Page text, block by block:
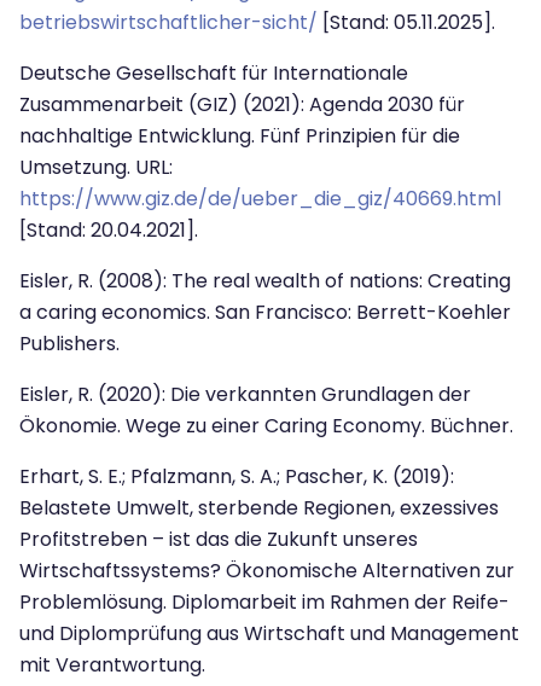
betriebswirtschaftlicher-sicht/ [Stand: 05.11.2025].
Deutsche Gesellschaft für Internationale
Zusammenarbeit (GIZ) (2021): Agenda 2030 für
nachhaltige Entwicklung. Fünf Prinzipien für die
Umsetzung. URL:
https://www.giz.de/de/ueber_die_giz/40669.html
[Stand: 20.04.2021].
Eisler, R. (2008): The real wealth of nations: Creating
a caring economics. San Fran­cisco: Berrett-Koehler
Publishers.
Eisler, R. (2020): Die verkannten Grundlagen der
Ökonomie. Wege zu einer Caring Economy. Büchner.
Erhart, S. E.; Pfalzmann, S. A.; Pascher, K. (2019):
Belastete Umwelt, sterbende Regionen, exzessives
Profitstreben – ist das die Zukunft unseres
Wirtschaftssystems? Ökonomische Alternativen zur
Problemlösung. Diplomarbeit im Rah­men der Reife-
und Diplomprüfung aus Wirtschaft und Management
mit Verant­wortung.